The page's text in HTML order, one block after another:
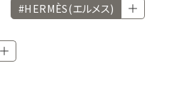
#HERMÈS(エルメス)